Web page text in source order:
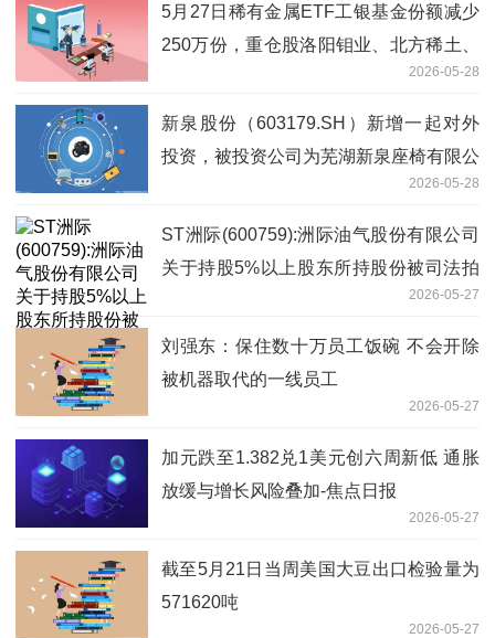
5月27日稀有金属ETF工银基金份额减少
250万份，重仓股洛阳钼业、北方稀土、
2026-05-28
新泉股份（603179.SH）新增一起对外
投资，被投资公司为芜湖新泉座椅有限公
2026-05-28
ST洲际(600759):洲际油气股份有限公司
关于持股5%以上股东所持股份被司法拍
2026-05-27
刘强东：保住数十万员工饭碗 不会开除
被机器取代的一线员工
2026-05-27
加元跌至1.382兑1美元创六周新低 通胀
放缓与增长风险叠加-焦点日报
2026-05-27
截至5月21日当周美国大豆出口检验量为
571620吨
2026-05-27